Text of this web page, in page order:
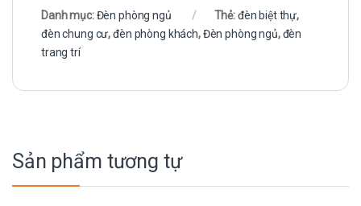
Danh mục:Đèn phòng ngủ Thẻ:đèn biệt thự,
đèn chung cư,đèn phòng khách,Đèn phòng ngủ,đèn
trang trí
Sản phẩm tương tự